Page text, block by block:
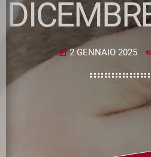
today 2 GENNAIO 2025